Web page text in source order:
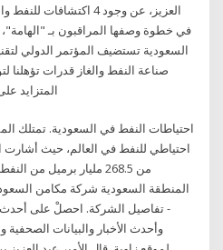
العزيز، عن وجود 4
في خطوة وصفها المراقبون بـ "الهامة"،
السعودية تستضيف المؤتمر الدولي
صناعة النفط والغاز قدرات تؤهلنا
المتزايد
احتياطات النفط في السعودية. تمتلك
احتياطي للنفط في العالم، حيث أشارت
المنطقة السعودية شركة مكامن
- تفاصيل الشركة. احصلْ على
وأحدث الأخبار والبيانات